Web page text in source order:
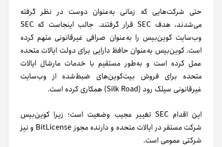
حتی شرکت‌هایی که زمانی به‌عنوان دوست در نظر گرفته
می‌شدند، هدف SEC قرار گرفتند. جالب اینجاست که SEC
وب‌سایت کوین‌بیس را به‌عنوان صرافی غیرقانونی متهم کرده
است. کوین‌بیس به‌عنوان حافظ دارایی برای دولت ایالات متحده
عمل کرده است و به‌طور مستقیم با خدمات مارشال ایالات
متحده برای فروش بیت‌کوین‌های ضبط‌شده از وب‌سایت
غیرقانونی سیلک رود (Silk Road) همکاری کرده است.
این اقدام SEC تغییر عجیب وضعیت است؛ زیرا کوین‌بیس
شرکت مستقر در ایالات متحده و دارنده مجوز BitLicense و نیز
شرکتی عمومی است.